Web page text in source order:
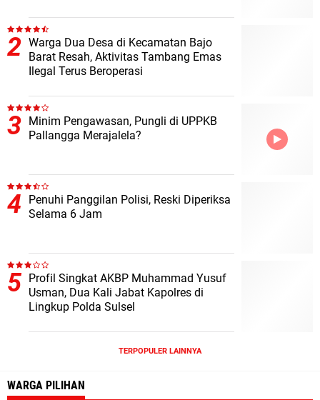
Warga Dua Desa di Kecamatan Bajo
Barat Resah, Aktivitas Tambang Emas
Ilegal Terus Beroperasi
Minim Pengawasan, Pungli di UPPKB
Pallangga Merajalela?
Penuhi Panggilan Polisi, Reski Diperiksa
Selama 6 Jam
Profil Singkat AKBP Muhammad Yusuf
Usman, Dua Kali Jabat Kapolres di
Lingkup Polda Sulsel
TERPOPULER LAINNYA
WARGA PILIHAN